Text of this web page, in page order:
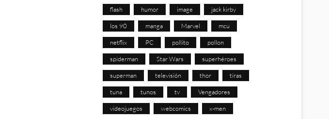
flash humor image jack kirby
los 90 manga Marvel mcu
netflix PC pollito pollon
spiderman Star Wars superhéroes
superman televisión thor tiras
tuna tunos tv Vengadores
videojuegos webcomics x-men